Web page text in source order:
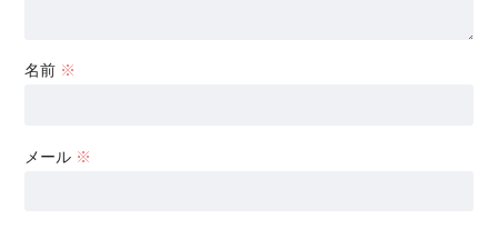
名前 ※
メール ※